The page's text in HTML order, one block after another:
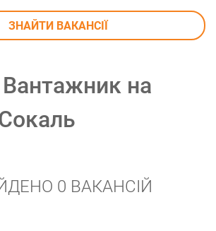
ЗНАЙТИ ВАКАНСІЇ
Вантажник на
0 ВАКАНСІЙ